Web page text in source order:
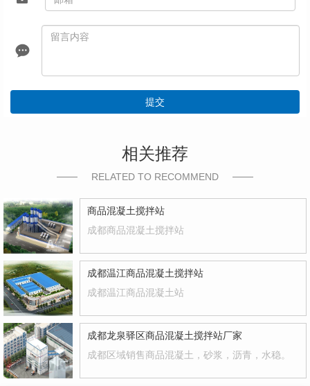
提交
相关推荐
RELATED TO RECOMMEND
商品混凝土搅拌站
成都商品混凝土搅拌站
成都温江商品混凝土搅拌站
成都温江商品混凝土站
成都龙泉驿区商品混凝土搅拌站厂家
成都区域销售商品混凝土，砂浆，沥青，水稳。